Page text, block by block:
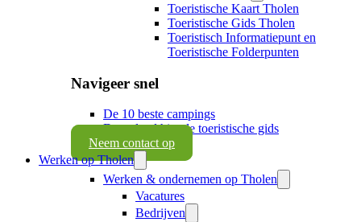
Toeristische Kaart Tholen
Toeristische Gids Tholen
Toeristisch Informatiepunt en
Toeristische Folderpunten
Navigeer snel
De 10 beste campings
Download hier de toeristische gids
Neem contact op
Werken op Tholen
Werken & ondernemen op Tholen
Vacatures
Bedrijven